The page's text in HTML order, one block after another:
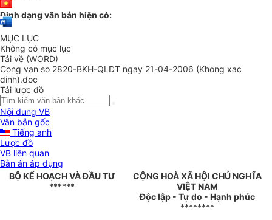
Định dạng văn bản hiện có:
MỤC LỤC
Không có mục lục
Tải về (WORD)
Cong van so 2820-BKH-QLDT ngay 21-04-2006 (Khong xac
dinh).doc
Tải lược đồ
Nội dung VB
Văn bản gốc
Tiếng anh
Lược đồ
VB liên quan
Bản án áp dụng
BỘ KẾ HOẠCH VÀ ĐẦU TƯ
******
CỘNG HOÀ XÃ HỘI CHỦ NGHĨA
VIỆT NAM
Độc lập - Tự do - Hạnh phúc
********